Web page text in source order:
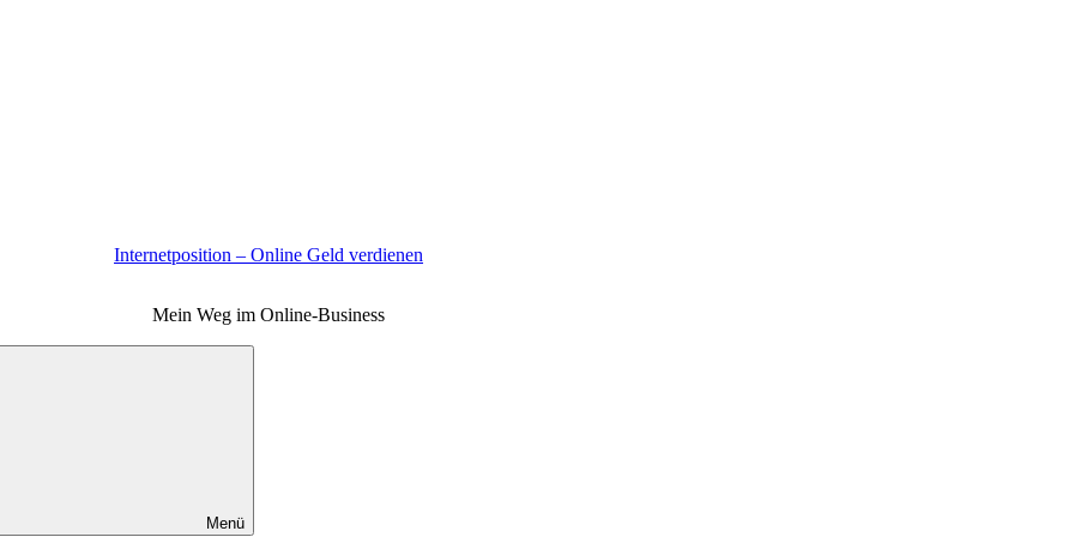
Internetposition – Online Geld verdienen
Mein Weg im Online-Business
Menü